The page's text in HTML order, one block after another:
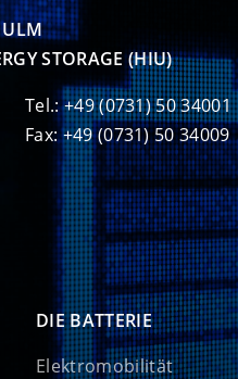
ULM
STORAGE (HIU)
Tel.: +49 (0731) 50 34001
Fax: +49 (0731) 50 34009
DIE BATTERIE
Elektromobilität